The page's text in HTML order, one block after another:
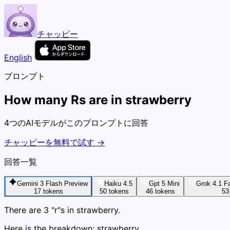
チャッピー
English
プロンプト
How many Rs are in strawberry
4つのAIモデルがこのプロンプトに回答
チャッピーを無料で試す →
回答一覧
Gemini 3 Flash Preview
17tokens
Haiku 4.5
50 tokens
Gpt 5 Mini
46tokens
Grok 4.1
53
There are 3 "r"s in strawberry.